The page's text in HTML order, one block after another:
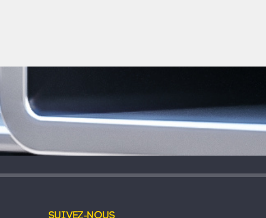
Suivez-nous